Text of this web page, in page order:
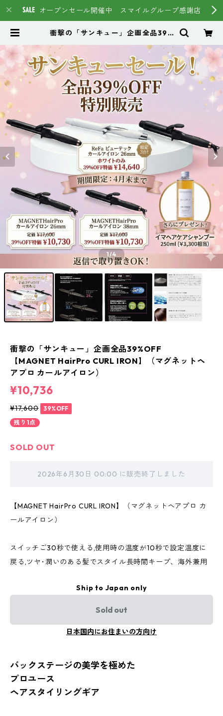
オープンセール開催中 スマイルグループ感謝店
衝撃の「サンキュー」企画全品39%
IRON】（マグネットヘアプロ カー
ルアイロン） | スマイルグループ通
販ページ #イマヘア HSC強髪 ト
ステア
1/4
衝撃の「サンキュー」企画全品39%OFF
【MAGNET HairPro CURL IRON】（マグネットヘ
アプロ カールアイロン）
¥10,736
¥17,600
39%OFF
残り1点
SOLD OUT
2026年6月30日 00:00 に販売終了しました
【MAGNET HairPro CURL IRON】（マグネットヘアプロ カ
ールアイロン）
スイッチご30秒で使える,使用時の温度が10秒で設定温度に
戻る,ツヤ･潤いのある髪でスタイル長時間キープ、海外兼用
Ship to Japan only
Sold out
日本国内にお住まいの方向け
バックステージの美学を極めた
プロユース
ヘアスタイリングギア